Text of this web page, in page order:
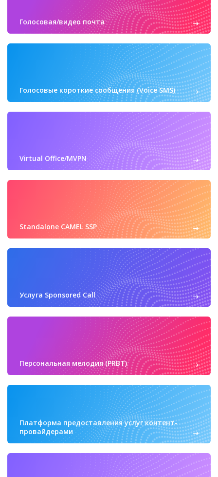
Голосовая/видео почта
Голосовые короткие сообщения (Voice SMS)
Virtual Office/MVPN
Standalone CAMEL SSP
Услуга Sponsored Call
Персональная мелодия (PRBT)
Платформа предоставления услуг контент-
провайдерами